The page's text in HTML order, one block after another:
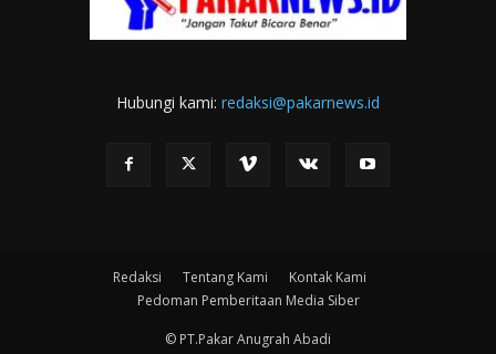
Hubungi kami: redaksi@pakarnews.id
Redaksi Tentang Kami
Kontak Kami
Pedoman Pemberitaan Media Siber
© PT.Pakar Anugrah Abadi